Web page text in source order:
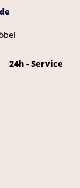
24h - Service